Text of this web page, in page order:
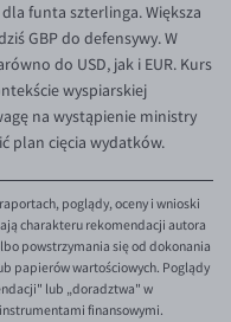
funta szterlinga. Większa
GBP do defensywy. W
do USD, jak i EUR. Kurs
wyspiarskiej
na wystąpienie ministry
plan cięcia wydatków.
poglądy, oceny i wnioski
charakteru rekomendacji autora
powstrzymania się od dokonania
papierów wartościowych. Poglądy
lub „doradztwa" w
finansowymi.